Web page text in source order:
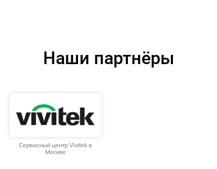
Наши партнёры
Сервисный центр Vivitek в
Москве